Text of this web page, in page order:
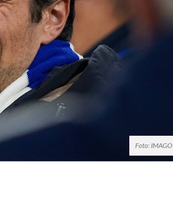
Foto: IMAGO